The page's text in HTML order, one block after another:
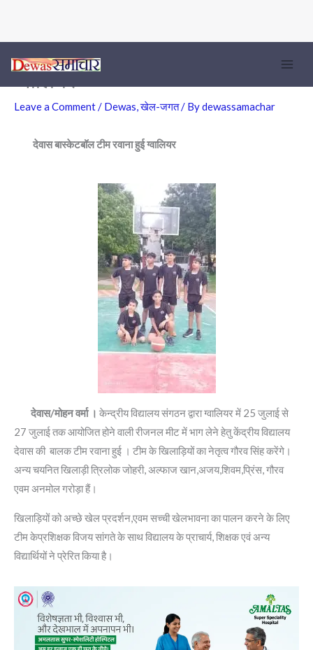
content
देवास बास्केटबॉल टीम रवाना हुई
ग्वालियर
Leave a Comment/ Dewas,खेल-जगत/ Bydewassamachar
देवास बास्केटबॉल टीम रवाना हुईग्वालियर
देवास/मोहन वर्मा । केन्द्रीय विद्यालय संगठन द्वारा ग्वालियर में 25 जुलाई से
27 जुलाई तक आयोजित होने वाली रीजनल मीट में भाग लेने हेतु केंद्रीय विद्यालय
देवास की बालक टीम रवाना हुई । टीम के खिलाड़ियों का नेतृत्व गौरव सिंह करेंगे।
अन्य चयनित खिलाड़ी त्रिलोक जोहरी, अल्फाज खान,अजय,शिवम,प्रिंस, गौरव
एवम अनमोल गरोड़ा हैं।
खिलाड़ियों को अच्छे खेल प्रदर्शन,एवम सच्ची खेलभावना का पालन करने के लिए
टीम केप्रशिक्षक विजय सांगते के साथ विद्यालय के प्राचार्य, शिक्षक एवं अन्य
विद्यार्थियों ने प्रेरित किया है।